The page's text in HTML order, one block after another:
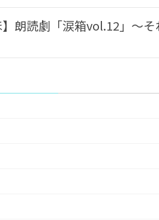
】朗読劇「涙箱vol.12」〜